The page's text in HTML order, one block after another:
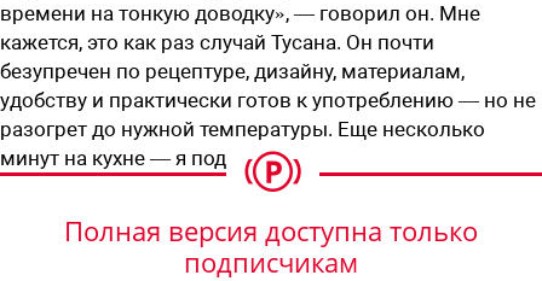
времени на тонкую доводку», — говорил он. Мне
кажется, это как раз случай Тусана. Он почти
безупречен по рецептуре, дизайну, материалам,
удобству и практически готов к употреблению — но не
разогрет до нужной температуры. Еще несколько
минут на кухне — я подожду.
Полная версия доступна только
подписчикам